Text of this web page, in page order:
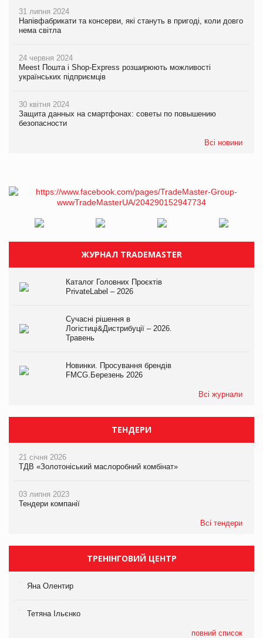
31 липня 2024
Напівфабрикати та консерви, які стануть в пригоді, коли довго
нема світла
24 червня 2024
Meest Пошта і Shop-Express розширюють можливості
українських підприємців
30 квітня 2024
Защита данных на смартфонах: советы по повышению
безопасности
Всі новини
ЖУРНАЛ TRADEMASTER
Каталог Головних Проєктів
PrivateLabel – 2026
Сучасні рішення в
Логістиці&Дистрибуції – 2026.
Травень
Новинки. Просування брендів
FMCG.Березень 2026
Всі журнали
ТЕНДЕРИ
21 січня 2026
ТДВ «Золотоніський маслоробний комбінат»
03 липня 2023
Тендери компанії
Всі тендери
ТРЕНІНГОВИЙ ЦЕНТР
Яна Олентир
Тетяна Ільєнко
повний список